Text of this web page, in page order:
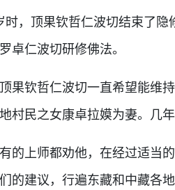
顶果钦哲仁波切结束了隐
卓仁波切研修佛法。
钦哲仁波切一直希望能维持
村民之女康卓拉嫫为妻。几
上师都劝他，在经过适当的
的建议，行遍东藏和中藏各